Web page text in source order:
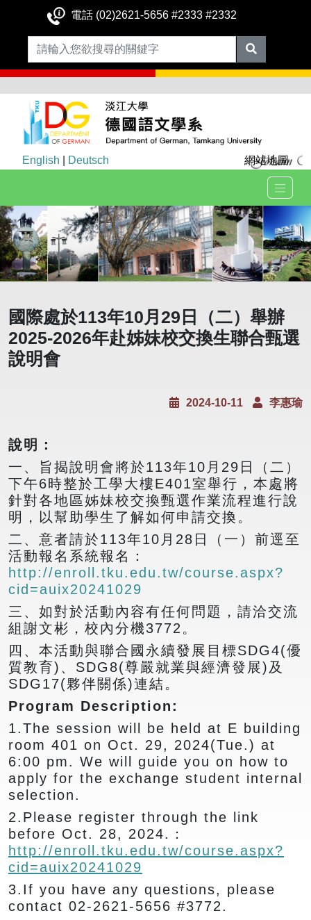
電話 (02)2621-5656 #2333 #2332
English Deutsch 網站地圖
國際處於113年10月29日（二）舉辦
2025-2026年赴姊妹校交換生聯合甄選
說明會
2024-10-11 李惠瑜
說明：
一、旨揭說明會將於113年10月29日（二）
下午6時整於工學大樓E401室舉行，本處將
針對各地區姊妹校交換甄選作業流程進行說
明，以幫助學生了解如何申請交換。
二、意者請於113年10月28日（一）前逕至
活動報名系統報名：
http://enroll.tku.edu.tw/course.aspx?
cid=auix20241029
三、如對於活動內容有任何問題，請洽交流
組謝文彬，校內分機3772。
四、本活動與聯合國永續發展目標SDG4(優
質教育)、SDG8(尊嚴就業與經濟發展)及
SDG17(夥伴關係)連結。
Program Description:
1.The session will be held at E building
room 401 on Oct. 29, 2024(Tue.) at
6:00 pm. We will guide you on how to
apply for the exchange student internal
selection.
2.Please register through the link
before Oct. 28, 2024.：
http://enroll.tku.edu.tw/course.aspx?
cid=auix20241029
3.If you have any questions, please
contact 02-2621-5656 #3772.